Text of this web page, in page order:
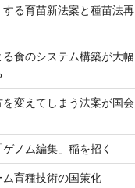
る育苗新法案と種苗法再
食のシステム構築が大幅
変えてしまう法案が国会
ノム編集」稲を招く
育種技術の国策化